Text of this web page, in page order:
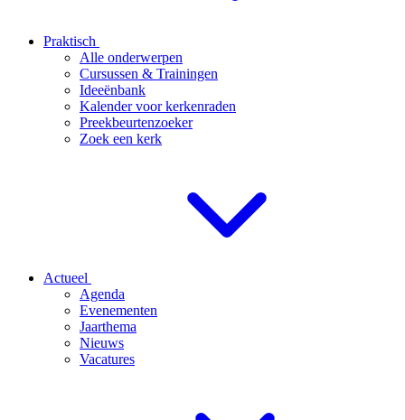
Praktisch
Alle onderwerpen
Cursussen & Trainingen
Ideeënbank
Kalender voor kerkenraden
Preekbeurtenzoeker
Zoek een kerk
Actueel
Agenda
Evenementen
Jaarthema
Nieuws
Vacatures